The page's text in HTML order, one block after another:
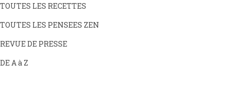
TOUTES LES RECETTES
TOUTES LES PENSEES ZEN
REVUE DE PRESSE
DE A à Z